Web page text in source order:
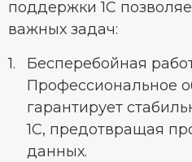
поддержки 1С
важных задач:
Бесперебойная
Профессиональное
гарантирует
1С, предотвращая
данных.